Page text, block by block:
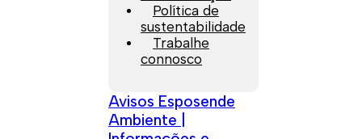
Política de
sustentabilidade
Trabalhe
connosco
Avisos Esposende
Ambiente |